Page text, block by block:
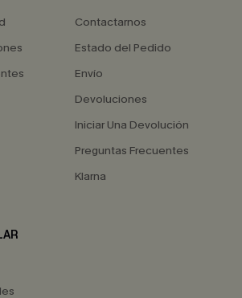
Contactarnos
Estado del Pedido
Envío
Devoluciones
Iniciar Una Devolución
Preguntas Frecuentes
Klarna